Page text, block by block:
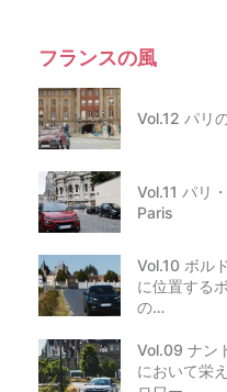
フランスの風
Vol.12 パリ
Vol.11 パリ
Paris
Vol.10 ボル
に位置する
の…
Vol.09 ナン
において栄